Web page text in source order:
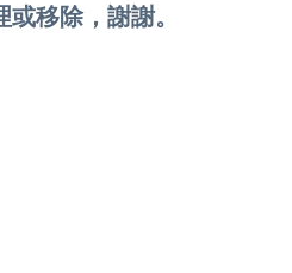
移除，謝謝。